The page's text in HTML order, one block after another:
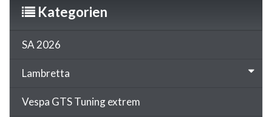
Kategorien
SA 2026
Lambretta
Vespa GTS Tuning extrem